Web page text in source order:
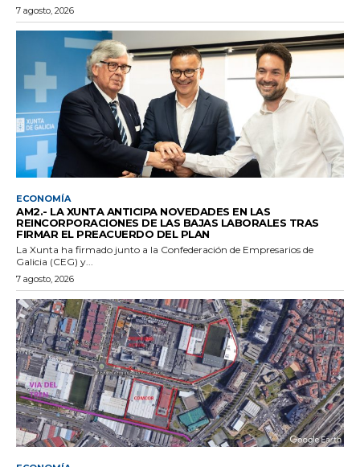
7 agosto, 2026
ECONOMÍA
AM2.- LA XUNTA ANTICIPA NOVEDADES EN LAS
REINCORPORACIONES DE LAS BAJAS LABORALES TRAS
FIRMAR EL PREACUERDO DEL PLAN
La Xunta ha firmado junto a la Confederación de Empresarios de
Galicia (CEG) y...
7 agosto, 2026